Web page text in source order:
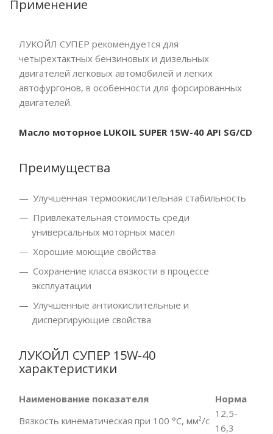
Применение
ЛУКОЙЛ СУПЕР рекомендуется для
четырехтактных бензиновых и дизельных
двигателей легковых автомобилей и легких
автофургонов, в особенности для форсированных
двигателей.
Масло моторное LUKOIL SUPER 15W-40 API SG/CD
Преимущества
Улучшенная термоокислительная стабильность
Привлекательная стоимость среди
универсальных моторных масел
Хорошие моющие свойства
Сохранение класса вязкости в процессе
эксплуатации
Улучшенные антиокислительные и
диспергирующие свойства
ЛУКОЙЛ СУПЕР 15W-40
характеристики
Наименование показателя
Норма
Вязкость кинематическая при 100 °С, мм²/с
12,5-
16,3